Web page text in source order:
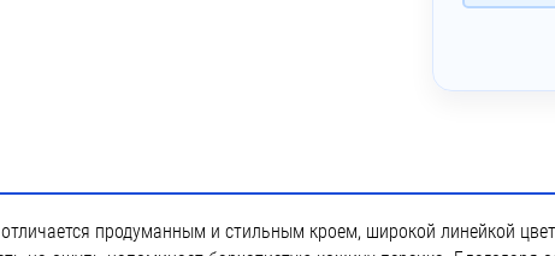
с трансфером (5 цветов) ~ 4 дня
- Лейблы и шильды
продуманным и стильным кроем, широкой линейкой